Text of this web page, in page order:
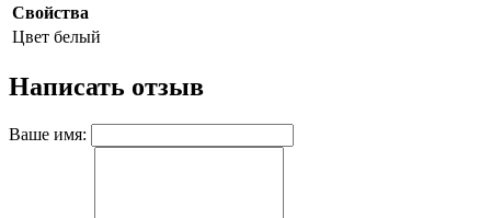
Свойства
Цвет белый
Написать отзыв
Ваше имя: